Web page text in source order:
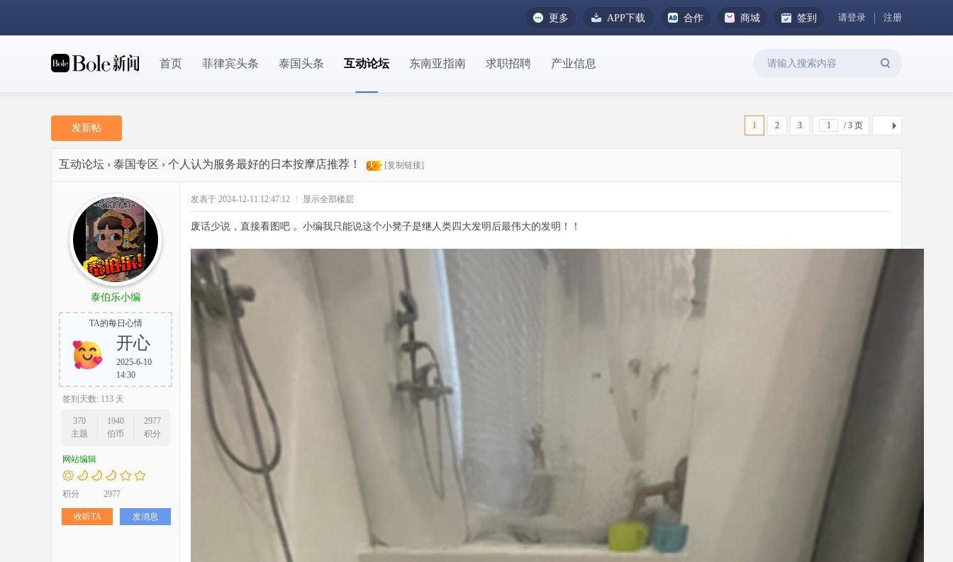
更多 APP下载 合作 商城 签到 请登录 注册
首页 菲律宾头条 泰国头条 互动论坛 东南亚指南 求职招聘 产业信息
1 2 3 / 3 页
发新帖
互动论坛 › 泰国专区 › 个人认为服务最好的日本按摩店推荐！ [复制链接]
泰伯乐小编
TA的每日心情
开心
2025-6-10
14:30
签到天数: 113 天
370
主题
1940
伯币
2977
积分
网站编辑
积分 2977
收听TA 发消息
发表于 2024-12-11 12:47:12 显示全部楼层
废话少说，直接看图吧 。小编我只能说这个小凳子是继人类四大发明后最伟大的发明！！